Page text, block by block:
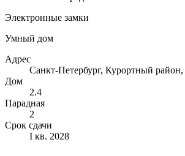
Электронные замки
Умный дом
Адрес
Санкт-Петербург, Курортный
Дом
2.4
Парадная
2
Срок сдачи
I кв. 2028